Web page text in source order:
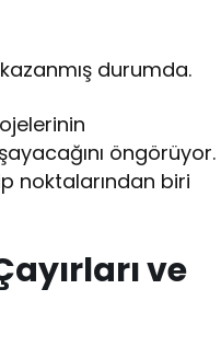
durumda.
öngörüyor.
noktalarından biri
ve